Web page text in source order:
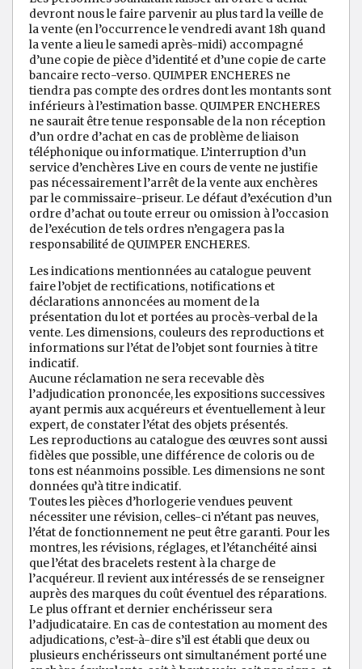
devront nous le faire parvenir au plus tard la veille de
la vente (en l’occurrence le vendredi avant 18h quand
la vente a lieu le samedi après-midi) accompagné
d’une copie de pièce d’identité et d’une copie de carte
bancaire recto-verso. QUIMPER ENCHERES ne
tiendra pas compte des ordres dont les montants sont
inférieurs à l’estimation basse. QUIMPER ENCHERES
ne saurait être tenue responsable de la non réception
d’un ordre d’achat en cas de problème de liaison
téléphonique ou informatique. L’interruption d’un
service d’enchères Live en cours de vente ne justifie
pas nécessairement l’arrêt de la vente aux enchères
par le commissaire-priseur. Le défaut d’exécution d’un
ordre d’achat ou toute erreur ou omission à l’occasion
de l’exécution de tels ordres n’engagera pas la
responsabilité de QUIMPER ENCHERES.
Les indications mentionnées au catalogue peuvent
faire l’objet de rectifications, notifications et
déclarations annoncées au moment de la
présentation du lot et portées au procès-verbal de la
vente. Les dimensions, couleurs des reproductions et
informations sur l’état de l’objet sont fournies à titre
indicatif.
Aucune réclamation ne sera recevable dès
l’adjudication prononcée, les expositions successives
ayant permis aux acquéreurs et éventuellement à leur
expert, de constater l’état des objets présentés.
Les reproductions au catalogue des œuvres sont aussi
fidèles que possible, une différence de coloris ou de
tons est néanmoins possible. Les dimensions ne sont
données qu’à titre indicatif.
Toutes les pièces d’horlogerie vendues peuvent
nécessiter une révision, celles-ci n’étant pas neuves,
l’état de fonctionnement ne peut être garanti. Pour les
montres, les révisions, réglages, et l’étanchéité ainsi
que l’état des bracelets restent à la charge de
l’acquéreur. Il revient aux intéressés de se renseigner
auprès des marques du coût éventuel des réparations.
Le plus offrant et dernier enchérisseur sera
l’adjudicataire. En cas de contestation au moment des
adjudications, c’est-à-dire s’il est établi que deux ou
plusieurs enchérisseurs ont simultanément porté une